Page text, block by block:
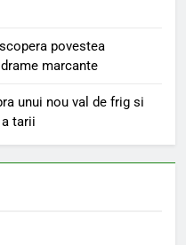
povestea
marcante
unui nou val de frig si
tarii